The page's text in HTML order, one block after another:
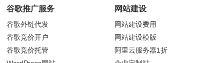
谷歌推广服务
谷歌外链代发
谷歌竞价开户
谷歌竞价托管
网站建设
网站建设费用
网站建设模版
阿里云服务器1折